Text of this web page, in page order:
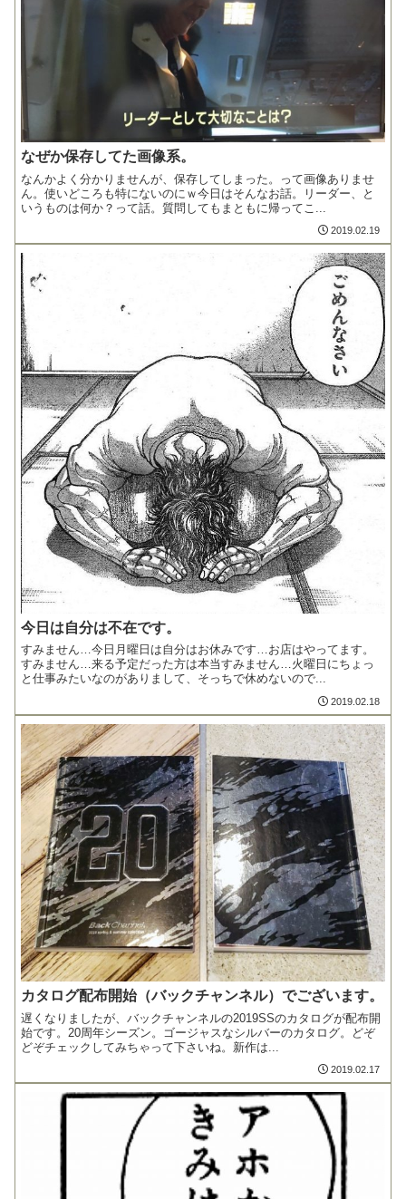
なぜか保存してた画像系。
なんかよく分かりませんが、保存してしまった。って画像ありませ
ん。使いどころも特にないのにｗ今日はそんなお話。リーダー、と
いうものは何か？って話。質問してもまともに帰ってこ...
2019.02.19
今日は自分は不在です。
すみません…今日月曜日は自分はお休みです…お店はやってます。
すみません…来る予定だった方は本当すみません…火曜日にちょっ
と仕事みたいなのがありまして、そっちで休めないので...
2019.02.18
カタログ配布開始（バックチャンネル）でございます。
遅くなりましたが、バックチャンネルの2019SSのカタログが配布開
始です。20周年シーズン。ゴージャスなシルバーのカタログ。どぞ
どぞチェックしてみちゃって下さいね。新作は...
2019.02.17